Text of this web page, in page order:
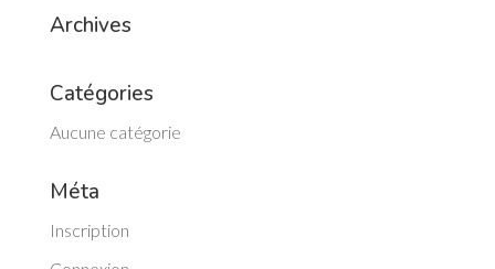
Archives
Catégories
Aucune catégorie
Méta
Inscription